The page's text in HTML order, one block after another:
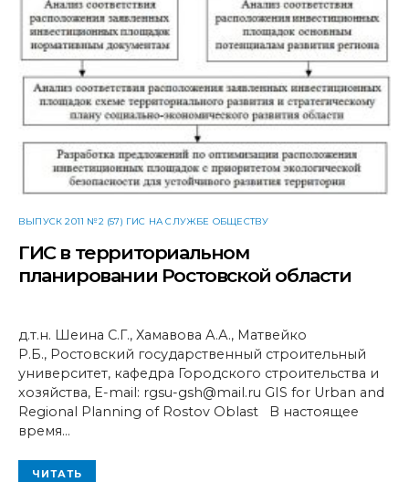
ВЫПУСК 2011 №2 (57) ГИС НА СЛУЖБЕ ОБЩЕСТВУ
ГИС в территориальном
планировании Ростовской области
д.т.н. Шеина С.Г., Хамавова А.А., Матвейко
Р.Б., Ростовский государственный строительный
университет, кафедра Городского строительства и
хозяйства, E-mail: rgsu-gsh@mail.ru GIS for Urban and
Regional Planning of Rostov Oblast В настоящее
время…
ЧИТАТЬ